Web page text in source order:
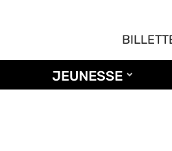
JEUNESSE